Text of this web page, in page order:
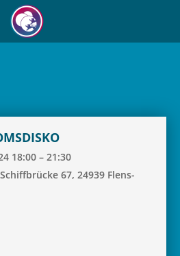
18:00 – 21:30
67, 24939 Flens­